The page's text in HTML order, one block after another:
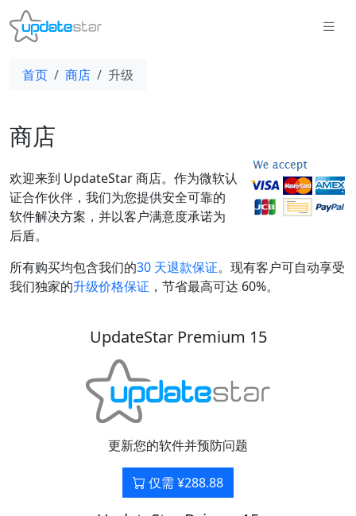
首页 商店 升级
商店
欢迎来到 UpdateStar 商店。作为微软认
证合作伙伴，我们为您提供安全可靠的
软件解决方案，并以客户满意度承诺为
后盾。
所有购买均包含我们的30 天退款保证。现有客户可自动享受
我们独家的升级价格保证 ，节省最高可达 60%。
UpdateStar Premium 15
更新您的软件并预防问题
仅需 ¥288.88